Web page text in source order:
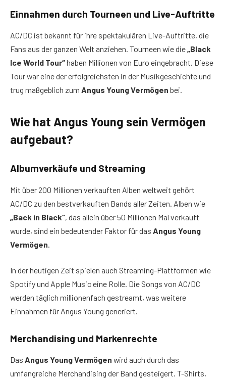
Einnahmen durch Tourneen und Live-Auftritte
AC/DC ist bekannt für ihre spektakulären Live-Auftritte, die
Fans aus der ganzen Welt anziehen. Tourneen wie die„Black
Ice World Tour“haben Millionen von Euro eingebracht. Diese
Tour war eine der erfolgreichsten in der Musikgeschichte und
trug maßgeblich zum Angus Young Vermögen bei.
Wie hat Angus Young sein Vermögen
aufgebaut?
Albumverkäufe und Streaming
Mit über 200 Millionen verkauften Alben weltweit gehört
AC/DC zu den bestverkauften Bands aller Zeiten. Alben wie
„Back in Black“, das allein über 50 Millionen Mal verkauft
wurde, sind ein bedeutender Faktor für das Angus Young
Vermögen.
In der heutigen Zeit spielen auch Streaming-Plattformen wie
Spotify und Apple Music eine Rolle. Die Songs von AC/DC
werden täglich millionenfach gestreamt, was weitere
Einnahmen für Angus Young generiert.
Merchandising und Markenrechte
Das Angus Young Vermögen wird auch durch das
umfangreiche Merchandising der Band gesteigert. T-Shirts,